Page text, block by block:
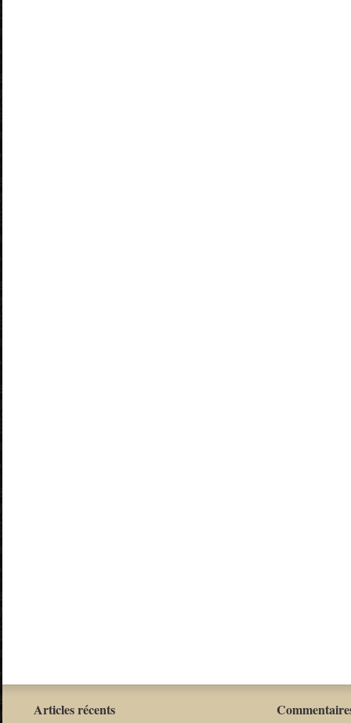
Articles récents